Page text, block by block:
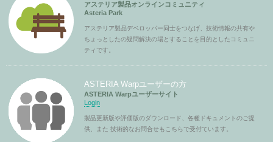
アステリア製品オンラインコミュニティ
Asteria Park
アステリア製品デベロッパー同士をつなげ、技術情報の共有や
ちょっとしたの疑問解決の場とすることを目的としたコミュニ
ティです。
ASTERIA Warpユーザーの方
ASTERIA Warpユーザーサイト
Login
製品更新版や評価版のダウンロード、各種ドキュメントのご提
供、また 技術的なお問合せもこちらで受付ています。